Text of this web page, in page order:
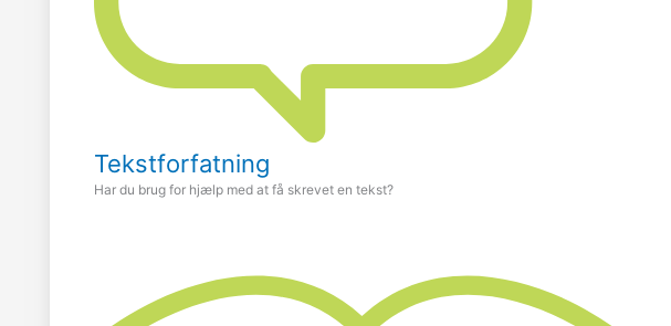
Tekstforfatning
Har du brug for hjælp med at få skrevet en tekst?